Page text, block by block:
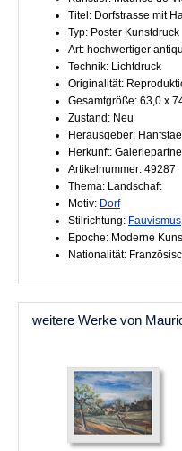
Titel: Dorfstrasse mit
Typ: Poster Kunstdruck
Art: hochwertiger
Technik: Lichtdruck
Originalität:
Gesamtgröße: 63,0 x
Zustand: Neu
Herausgeber:
Herkunft:
Artikelnummer: 49287
Thema: Landschaft
Motiv: Dorf
Stilrichtung: Fauvismus
Epoche: Moderne
Nationalität:
weitere Werke von